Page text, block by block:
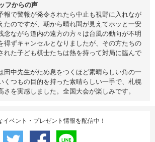
フからの声
報で警報が発令されたら中止も視野に入れなが
たのですが、朝から晴れ間が見えてホッと一安
念ながら道内の遠方の方々は台風の動向が不明
得ずキャンセルとなりましたが、その方たちの
れた子ども棋士たちは熱を持って対局に臨んで
田中先生がため息をつくほど素晴らしい角の一
くつもの目的を持った素晴らしい一手で、札幌
さを実感しました。全国大会が楽しみです。
イベント・プレゼント情報を配信中！